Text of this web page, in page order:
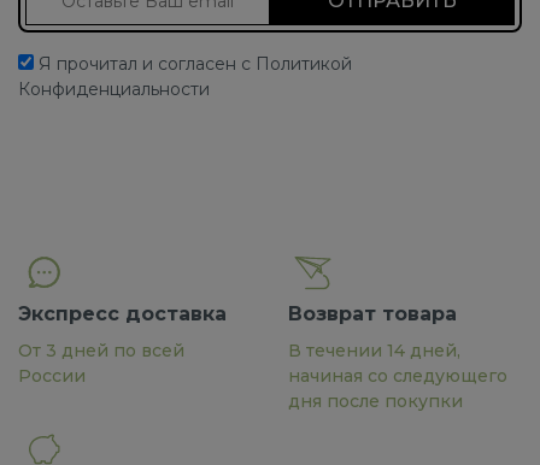
Я прочитал и согласен с Политикой
Конфиденциальности
Экспресс доставка
От 3 дней по всей
России
Возврат товара
В течении 14 дней,
начиная со следующего
дня после покупки